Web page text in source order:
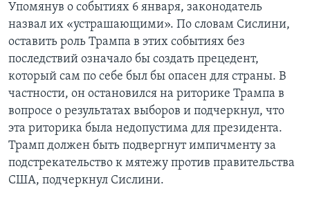
Упомянув о событиях 6 января, законодатель
назвал их «устрашающими». По словам Сислини,
оставить роль Трампа в этих событиях без
последствий означало бы создать прецедент,
который сам по себе был бы опасен для страны. В
частности, он остановился на риторике Трампа в
вопросе о результатах выборов и подчеркнул, что
эта риторика была недопустима для президента.
Трамп должен быть подвергнут импичменту за
подстрекательство к мятежу против правительства
США, подчеркнул Сислини.